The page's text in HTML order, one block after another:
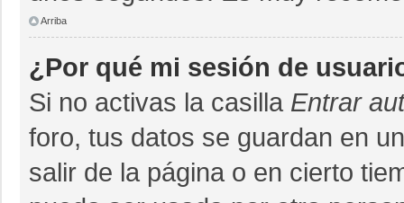
Arriba
¿Por qué mi sesión de
Si no activas la casilla Entrar
foro, tus datos se guardan en
salir de la página o en cierto